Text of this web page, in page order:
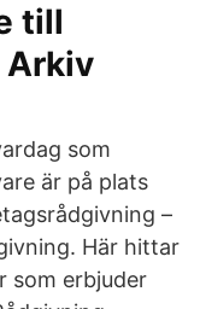
till
Arkiv
som
är på plats
–
Här hittar
som erbjuder